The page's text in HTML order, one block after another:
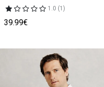
1.0 (1)
39.99€